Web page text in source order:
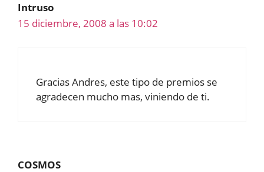
Intruso
15 diciembre, 2008 a las 10:02
Gracias Andres, este tipo de premios se
agradecen mucho mas, viniendo de ti.
COSMOS